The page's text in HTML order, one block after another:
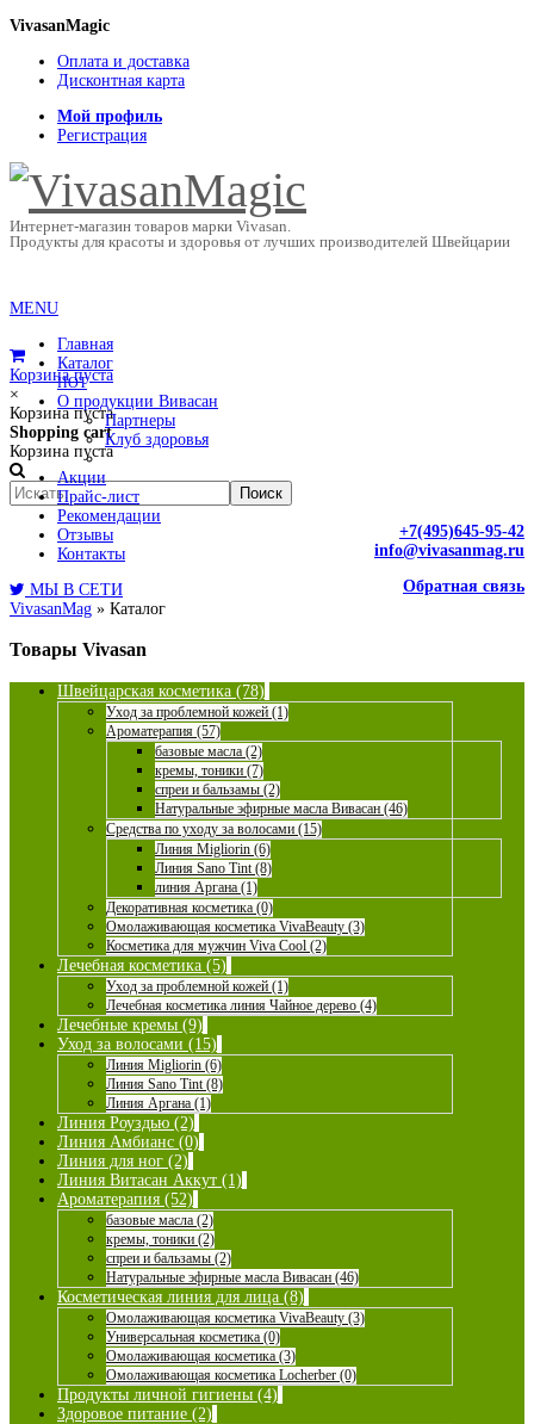
VivasanMagic
Оплата и доставка
Дисконтная карта
Мой профиль
Регистрация
Интернет-магазин товаров марки Vivasan.
Продукты для красоты и здоровья от лучших производителей Швейцарии
Корзина пуста
×
Корзина пуста
Shopping cart
Корзина пуста
+7(495)645-95-42
info@vivasanmag.ru
Обратная связь
MENU
Главная
Каталог
HOT
О продукции Вивасан
Партнеры
Клуб здоровья
Акции
Прайс-лист
Рекомендации
Отзывы
Контакты
МЫ В СЕТИ
VivasanMag » Каталог
Товары Vivasan
Швейцарская косметика (78)
Уход за проблемной кожей (1)
Ароматерапия (57)
базовые масла (2)
кремы, тоники (7)
спреи и бальзамы (2)
Натуральные эфирные масла Вивасан (46)
Средства по уходу за волосами (15)
Линия Migliorin (6)
Линия Sano Tint (8)
линия Аргана (1)
Декоративная косметика (0)
Омолаживающая косметика VivaBeauty (3)
Косметика для мужчин Viva Cool (2)
Лечебная косметика (5)
Уход за проблемной кожей (1)
Лечебная косметика линия Чайное дерево (4)
Лечебные кремы (9)
Уход за волосами (15)
Линия Migliorin (6)
Линия Sano Tint (8)
Линия Аргана (1)
Линия Роуздью (2)
Линия Амбианс (0)
Линия для ног (2)
Линия Витасан Аккут (1)
Ароматерапия (52)
базовые масла (2)
кремы, тоники (2)
спреи и бальзамы (2)
Натуральные эфирные масла Вивасан (46)
Косметическая линия для лица (8)
Омолаживающая косметика VivaBeauty (3)
Универсальная косметика (0)
Омолаживающая косметика (3)
Омолаживающая косметика Locherber (0)
Продукты личной гигиены (4)
Здоровое питание (2)